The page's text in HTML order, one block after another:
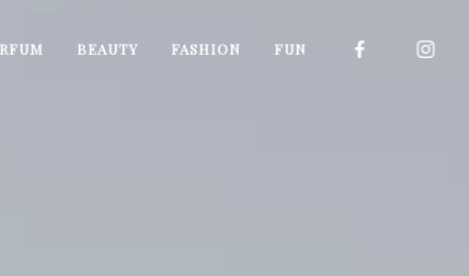
BEAUTY FASHION FUN